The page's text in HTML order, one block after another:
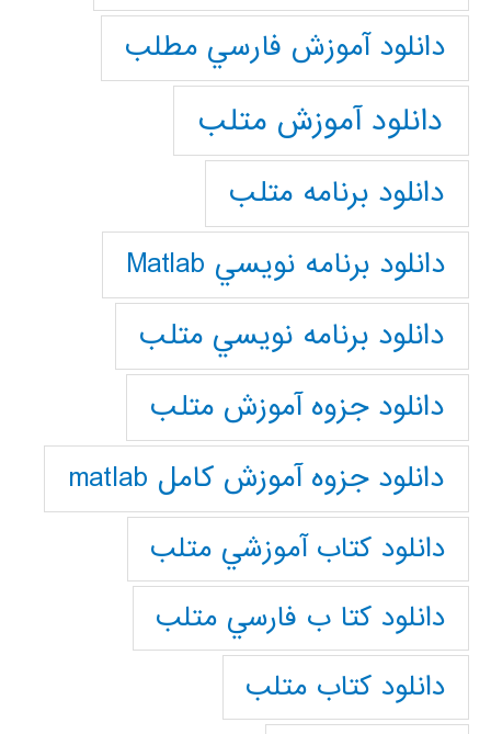
دانلود آموزش فارسي مطلب
دانلود آموزش متلب
دانلود برنامه متلب
دانلود برنامه نويسي Matlab
دانلود برنامه نويسي متلب
دانلود جزوه آموزش متلب
دانلود جزوه آموزش کامل matlab
دانلود كتاب آموزشي متلب
دانلود كتا ب فارسي متلب
دانلود كتاب متلب